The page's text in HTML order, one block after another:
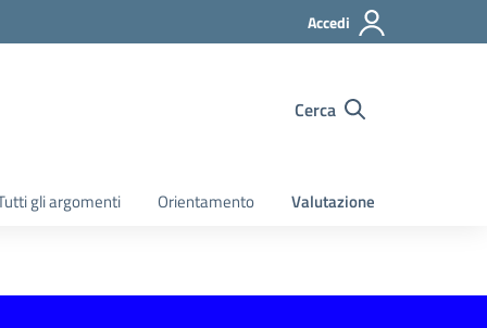
Accedi
Cerca
gli argomenti Orientamento Valutazione